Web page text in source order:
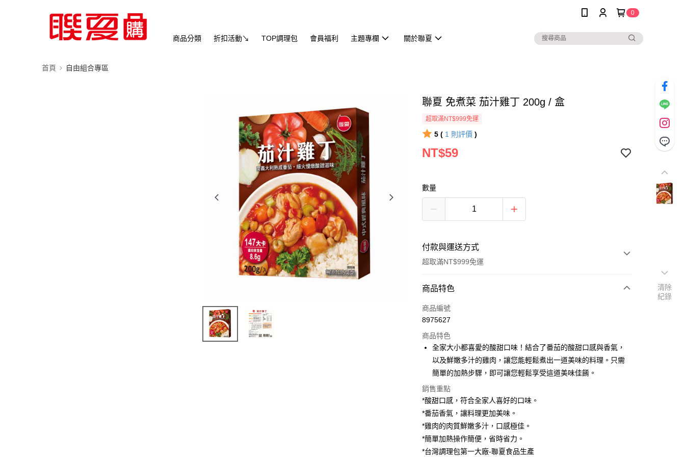
0
商品分類 折扣活動↘ TOP調理包 會員福利 主題專欄 關於聯夏
首頁 自由組合專區
聯夏 免煮菜 茄汁雞丁 200g / 盒
超取滿NT$999免運
5 ( 1 則評價 )
NT$59
數量
付款與運送方式
超取滿NT$999免運
付款方式
信用卡一次付款
3 期 0 利率 每期 NT$19 21家銀行
合作金庫商業銀行
第一商業銀行
華南商業銀行
彰化商業銀行
國泰世華商業銀行
臺灣中小企業銀行
匯豐（台灣）商業銀行
聯邦商業銀行
玉山商業銀行
台新國際商業銀行
6 期 0 利率 每期NT$9 21家銀行
合作金庫商業銀行
第一商業銀行
華南商業銀行
上海商業儲蓄銀行
國泰世華商業銀行
臺灣中小企業銀行
匯豐（台灣）商業銀行
聯邦商業銀行
元大商業銀行
12 期 0 利率 每期NT$4
合作金庫商業銀行
華南商業銀行
上海商業儲蓄銀行
臺灣中小企業銀行
匯豐（台灣）商業銀行
聯邦商業銀行
超商取貨付款
LINE Pay
Apple Pay
街口支付
商品特色
商品編號
8975627
商品特色
全家大小都喜愛的酸甜口味！結合了番茄的酸甜口感與香氣，
以及鮮嫩多汁的雞肉，讓您能輕鬆煮出一道美味的料理。只需
簡單的加熱步驟，即可讓您輕鬆享受這道美味佳餚。
銷售重點
*酸甜口感，符合全家人喜好的口味。
*番茄香氣，讓料理更加美味。
*雞肉的肉質鮮嫩多汁，口感極佳。
*簡單加熱操作簡便，省時省力。
*台灣調理包第一大廠-聯夏食品生產
清除
紀錄